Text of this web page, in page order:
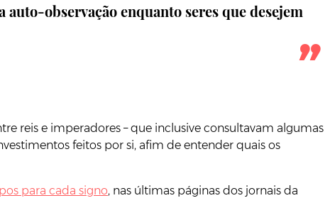
observação enquanto seres que desejem
reis e imperadores – que inclusive consultavam algumas
feitos por si, afim de entender quais os
para cada signo, nas últimas páginas dos jornais da